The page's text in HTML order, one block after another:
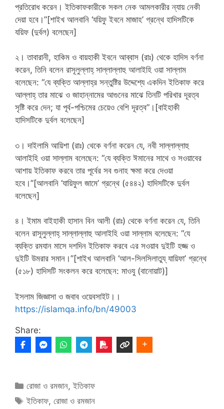
প্রতিরোধ করেন। ইতিকাফকারীকে সকল নেক আমলকারীর ন্যায় নেকী
দেয়া হবে।”[শাইখ আলবানি ‘যয়িফু ইবনে মাজাহ’ গ্রন্থে হাদিসটিকে
যয়িফ (দুর্বল) বলেছেন]
২। তাবারানী, হাকিম ও বায়হাকী ইবনে আব্বাস (রাঃ) থেকে হাদিস বর্ণনা
করেন, তিনি বলেন রাসূলুল্লাহ্‌ সাল্লাল্লাহু আলাইহি ওয়া সাল্লাম
বলেছেন: “যে ব্যক্তি আল্লাহ্‌র সন্তুষ্টির উদ্দেশ্যে একদিন ইতিকাফ করে
আল্লাহ্‌ তার মাঝে ও জাহান্নামের আগুনের মাঝে তিনটি পরিখার দূরত্ব
সৃষ্টি করে দেন; যা পূর্ব-পশ্চিমের চেয়েও বেশি দূরত্ব”।[বাইহাকী
হাদিসটিকে দুর্বল বলেছেন]
৩। দাইলামি আয়িশা (রাঃ) থেকে বর্ণনা করেন যে, নবী সাল্লাল্লাহু
আলাইহি ওয়া সাল্লাম বলেছেন: “যে ব্যক্তি ঈমানের সাথে ও সওয়াবের
আশায় ইতিকাফ করবে তার পূর্বের সব গুনাহ ক্ষমা করে দেওয়া
হবে।”[আলবানি ‘যায়িফুল জামে’ গ্রন্থে (৫৪৪২) হাদিসটিকে দুর্বল
বলেছেন]
৪। ইমাম বাইহাকী হাসান বিন আলী (রাঃ) থেকে বর্ণনা করেন যে, তিনি
বলেন রাসূলুল্লাহ্‌ সাল্লাল্লাহু আলাইহি ওয়া সাল্লাম বলেছেন: “যে
ব্যক্তি রমযান মাসে দশদিন ইতিকাফ করবে এর সওয়াব দুইটি হজ্জ ও
দুইটি উমরার সমান।”[শাইখ আলবানি ‘আল-সিলসিলাতুয্‌ যায়িফা’ গ্রন্থে
(৫১৮) হাদিসটি সংকলন করে বলেছেন: মাওযু (বানোয়াট)]
ইসলাম জিজ্ঞাসা ও জবাব ওয়েবসাইট।।
https://islamqa.info/bn/49003
Share:
Categories
রোজা ও রমজান,ইতিকাফ
Tags
ইতিকাফ,রোজা ও রমজান